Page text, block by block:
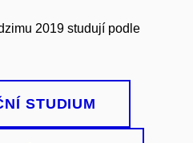
2019 studují podle
STUDIUM